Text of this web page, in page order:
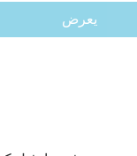
يعرض